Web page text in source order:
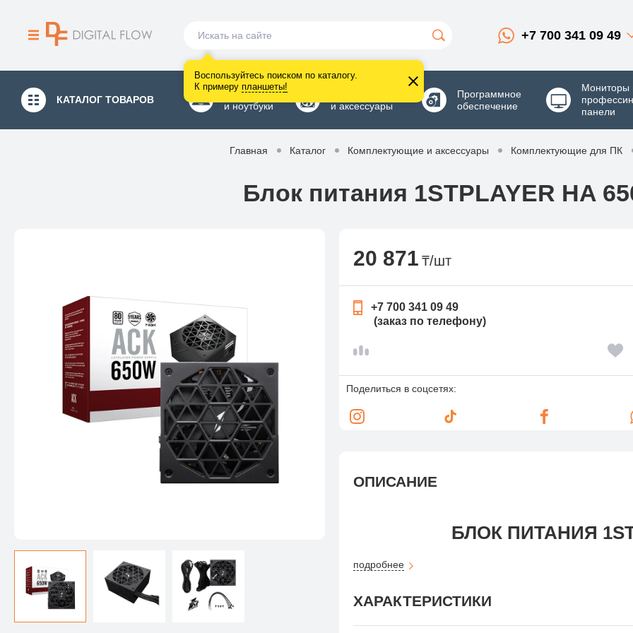
Воспользуйтесь поиском по каталогу.
К примеру планшеты!
+7 700 341 09 49
КАТАЛОГ ТОВАРОВ
Компьютеры
и ноутбуки
и аксессуары
Программное
обеспечение
Мониторы
панели
Главная Каталог Комплектующие и аксессуары Комплектующие для ПК
Блок питания 1STPLAYER HA
ОПИСАНИЕ
БЛОК ПИТАНИЯ
Испытайте превосходную мощность благодаря нашему
подробнее
ХАРАКТЕРИСТИКИ
20 871 ₸/шт
+7 700 341 09 49
(заказ по телефону)
Поделиться в соцсетях: